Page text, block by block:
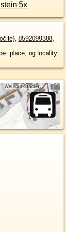
5x
, 8592099388,
place, og locality: